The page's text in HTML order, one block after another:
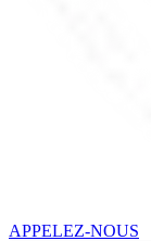
APPELEZ-NOUS